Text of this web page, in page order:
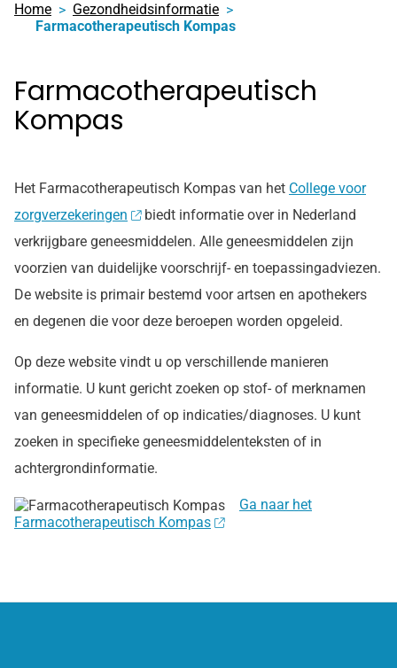
Home
Gezondheidsinformatie
Farmacotherapeutisch Kompas
Farmacotherapeutisch
Kompas
Het Farmacotherapeutisch Kompas van het College voor
zorgverzekeringen
biedt informatie over in Nederland
verkrijgbare geneesmiddelen. Alle geneesmiddelen zijn
voorzien van duidelijke voorschrijf- en toepassingadviezen.
De website is primair bestemd voor artsen en apothekers
en degenen die voor deze beroepen worden opgeleid.
Op deze website vindt u op verschillende manieren
informatie. U kunt gericht zoeken op stof- of merknamen
van geneesmiddelen of op indicaties/diagnoses. U kunt
zoeken in specifieke geneesmiddelenteksten of in
achtergrondinformatie.
Ga naar het
Farmacotherapeutisch Kompas